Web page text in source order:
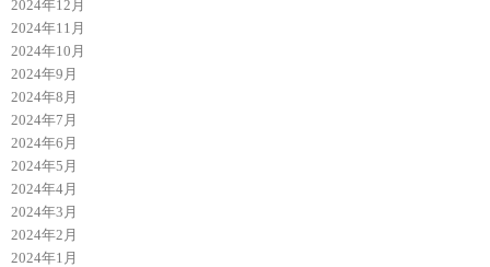
2024年12月
2024年11月
2024年10月
2024年9月
2024年8月
2024年7月
2024年6月
2024年5月
2024年4月
2024年3月
2024年2月
2024年1月